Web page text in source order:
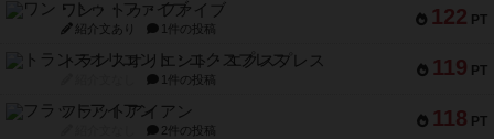
122 PT
ワン・トゥ・ファイブ
紹介文あり 1件の投稿
119 PT
トランスオリエント・エクスプレス
1件の投稿
118 PT
フラットアイアン
2件の投稿